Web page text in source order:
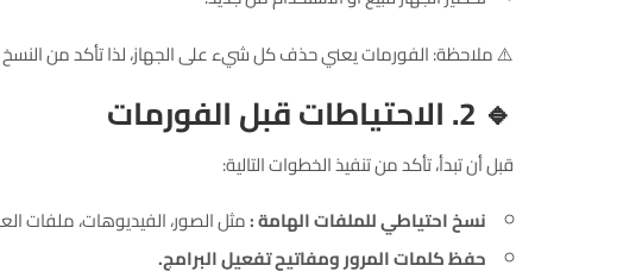
⚠️ ملاحظة: الفورمات يعني حذف كل شيء على الجهاز، لذا تأكد من النسخ
🔹 2. الاحتياطات قبل الفورمات
قبل أن تبدأ، تأكد من تنفيذ الخطوات التالية:
نسخ احتياطي للملفات الهامة :مثل الصور، الفيديوهات، ملفات
حفظ كلمات المرور ومفاتيح تفعيل البرامج.